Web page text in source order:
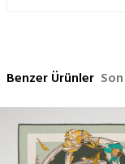
Ütü orta ısıda yapılabilir,
Elde yıkama yapılmaz,
Sıkma yapılmaz.
Benzer Ürünler